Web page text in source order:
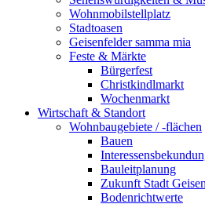
Wohnmobilstellplatz
Stadtoasen
Geisenfelder samma mia
Feste & Märkte
Bürgerfest
Christkindlmarkt
Wochenmarkt
Wirtschaft & Standort
Wohnbaugebiete / -flächen
Bauen
Bauleitplanung
Zukunft Stadt
Bodenrichtwerte